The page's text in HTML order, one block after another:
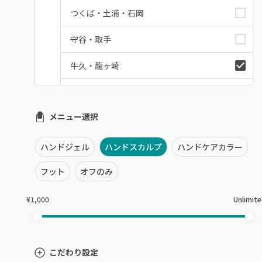
つくば・土浦・石岡
守谷・取手
牛久・龍ヶ崎
北茨城・日立・ひたちなか
古河・常総・筑西
茨城県その他
メニュー選択
ハンドジェル ハンドスカルプ ハンドケアカラー
フット オフのみ
¥1,000
こだわり設定